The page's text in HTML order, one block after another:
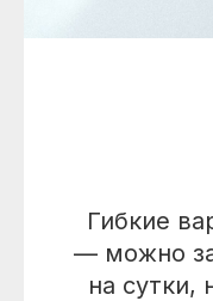
Гибкие
— можно
на сутки,